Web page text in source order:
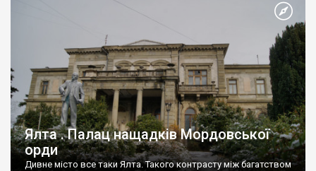
Ялта . Палац нащадків Мордовської
орди
Дивне місто все таки Ялта. Такого контрасту між багатством